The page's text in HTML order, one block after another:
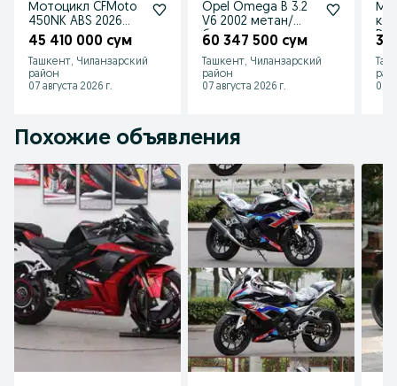
Мотоцикл CFMoto
450NK ABS 2026
заказ
45 410 000 сум
Ташкент, Чиланзарский
район
07 августа 2026 г.
Opel Omega B 3.2
V6 2002 метан/
бензин
60 347 500 сум
Ташкент, Чиланзарский
район
07 августа 2026 г.
3
07
Похожие объявления